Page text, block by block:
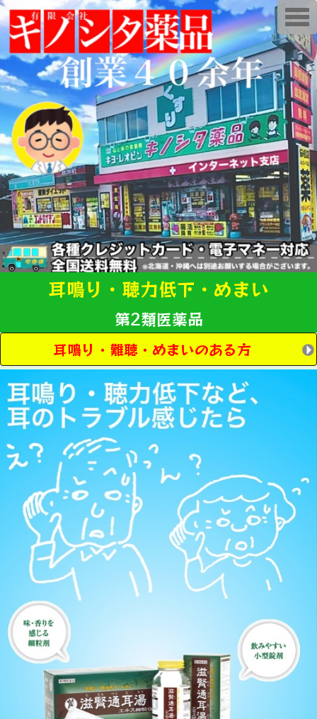
耳鳴り・聴力低下・めまい
第2類医薬品
耳鳴り・難聴・めまいのある方
T
o
g
g
l
e
n
a
v
i
g
a
t
i
o
n